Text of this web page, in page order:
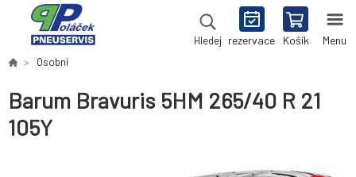
Hledej rezervace Košík Menu
Osobní
Barum Bravuris 5HM 265/40 R 21
105Y